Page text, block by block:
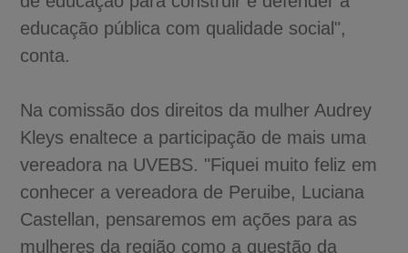
educação pública com qualidade social",
conta.
Na comissão dos direitos da mulher Audrey
Kleys enaltece a participação de mais uma
vereadora na UVEBS. "Fiquei muito feliz em
conhecer a vereadora de Peruibe, Luciana
Castellan, pensaremos em ações para as
mulheres da região como a questão da